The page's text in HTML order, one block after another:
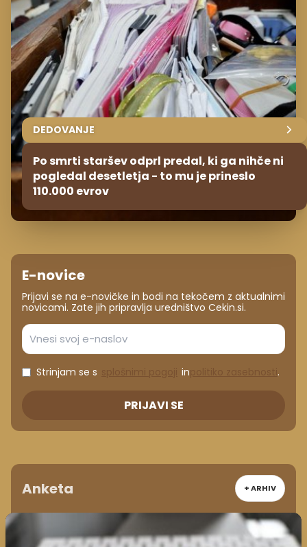
DEDOVANJE
Po smrti staršev odprl predal, ki ga nihče ni
pogledal desetletja - to mu je prineslo
110.000 evrov
E-novice
Prijavi se na e-novičke in bodi na tekočem z aktualnimi
novicami. Zate jih pripravlja uredništvo Cekin.si.
Strinjam se s in .
PRIJAVI SE
Anketa + ARHIV